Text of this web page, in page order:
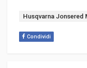
Tag:
Husqvarna Jonsered
Condividi